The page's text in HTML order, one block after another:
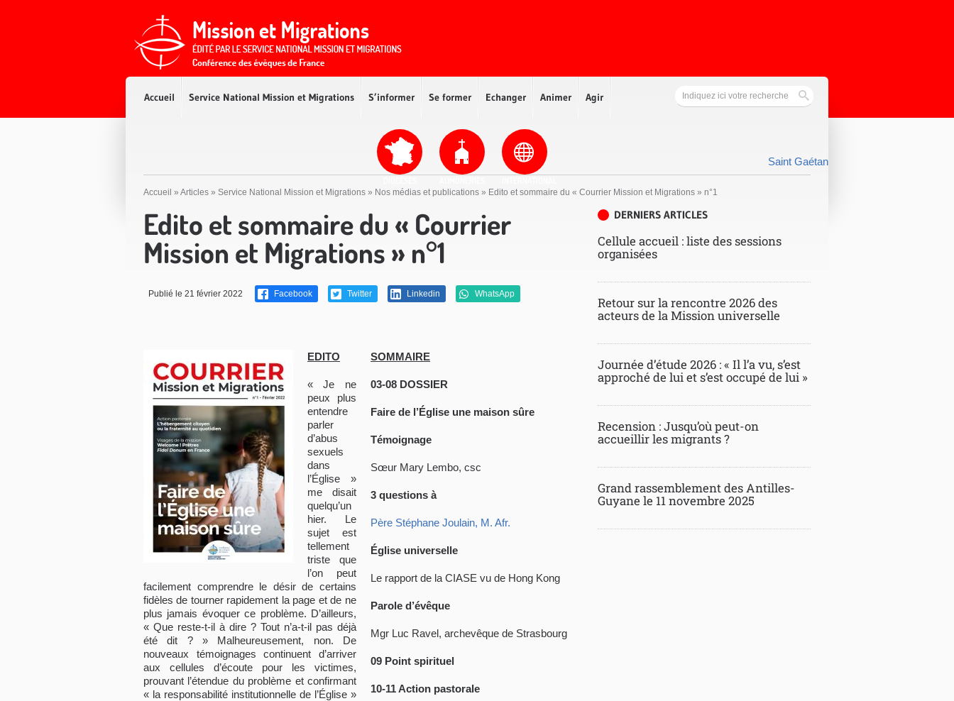
Accueil Service National Mission et Migrations S’informer Se former Echanger Animer Agir
Saint Gaétan
Accueil » Articles » Service National Mission et Migrations » Nos médias et publications » Edito et sommaire du « Courrier Mission et Migrations » n°1
Edito et sommaire du « Courrier
Mission et Migrations » n°1
Publié le 21 février 2022 Facebook Twitter Linkedin WhatsApp
EDITO
« Je ne
peux plus
entendre
parler
d’abus
sexuels
dans
l’Église »
me disait
quelqu’un
hier. Le
sujet est
tellement
triste que
l’on peut
facilement comprendre le désir de certains
fidèles de tourner rapidement la page et de ne
plus jamais évoquer ce problème. D’ailleurs,
« Que reste-t-il à dire ? Tout n’a-t-il pas déjà
été dit ? » Malheureusement, non. De
nouveaux témoignages continuent d’arriver
aux cellules d’écoute pour les victimes,
prouvant l’étendue du problème et confirmant
« la responsabilité institutionnelle de l’Église »
SOMMAIRE
03-08 DOSSIER
Faire de l’Église une maison sûre
Témoignage
Sœur Mary Lembo, csc
3 questions à
Père Stéphane Joulain, M. Afr.
Église universelle
Le rapport de la CIASE vu de Hong Kong
Parole d’évêque
Mgr Luc Ravel, archevêque de Strasbourg
09 Point spirituel
10-11Action pastorale
DERNIERS ARTICLES
Cellule accueil : liste des sessions
organisées
Retour sur la rencontre 2026 des
acteurs de la Mission universelle
Journée d’étude 2026 : « Il l’a vu, s’est
approché de lui et s’est occupé de lui »
Recension : Jusqu’où peut-on
accueillir les migrants ?
Grand rassemblement des Antilles-
Guyane le 11 novembre 2025